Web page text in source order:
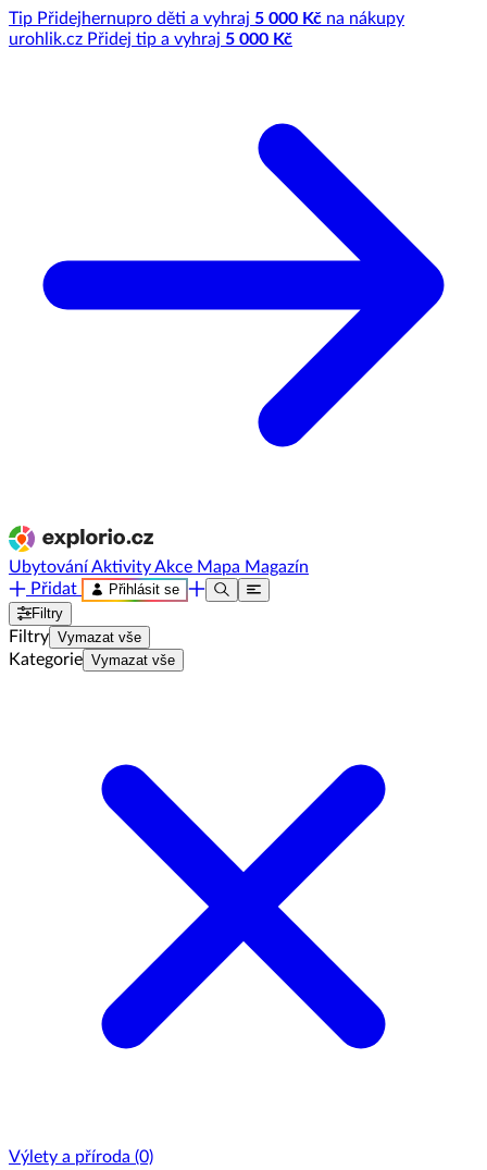
Tip Přidejhernupro děti a vyhraj 5 000 Kč na nákupy
urohlik.cz Přidej tip a vyhraj 5 000 Kč
UbytováníAktivityAkce Mapa Magazín
Přidat
Přihlásit se
Filtry
Filtry Vymazat vše
Kategorie Vymazat vše
Výlety a příroda (0)